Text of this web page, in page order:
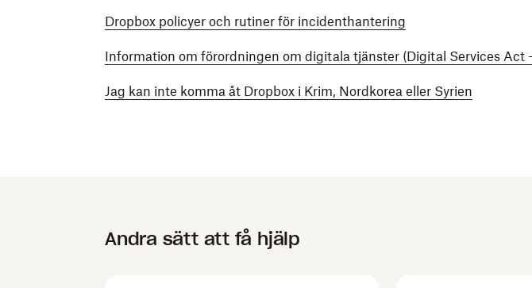
Dropbox policyer och rutiner för incidenthantering
Information om förordningen om digitala tjänster (Digital Services Act
Jag kan inte komma åt Dropbox i Krim, Nordkorea eller Syrien
Andra sätt att få hjälp